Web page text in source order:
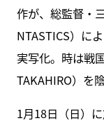
作が、総監督・
NTASTICS）に
実写化。時は戦
TAKAHIRO）を
1月18日（日）